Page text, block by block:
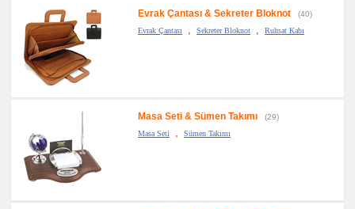
Evrak Çantası & Sekreter Bloknot
(40)
Evrak Çantası
, Sekreter Bloknot , Ruhsat Kabı
Masa Seti & Sümen Takımı
(29)
Masa Seti
, Sümen Takımı